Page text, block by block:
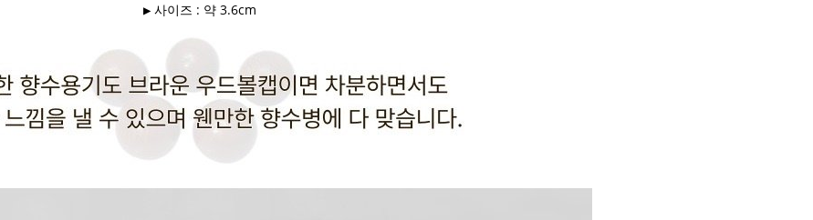
▶ 사이즈 : 약 3.6cm